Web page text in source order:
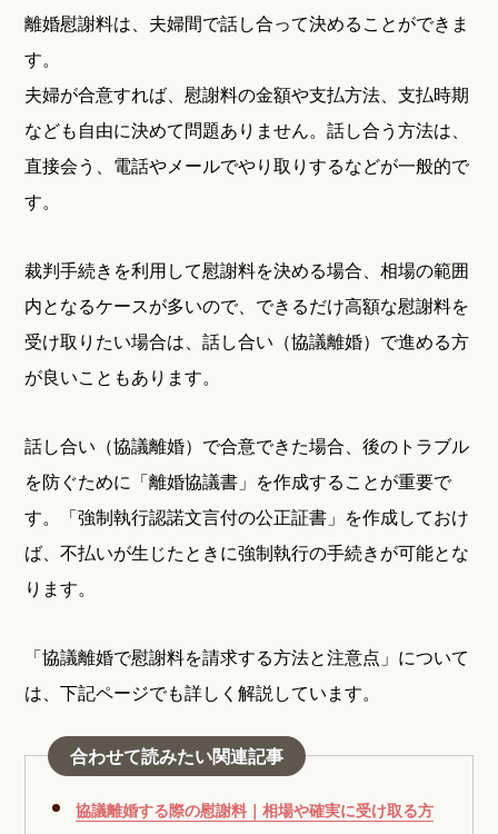
離婚慰謝料は、夫婦間で話し合って決めることができま
す。
夫婦が合意すれば、慰謝料の金額や支払方法、支払時期
なども自由に決めて問題ありません。話し合う方法は、
直接会う、電話やメールでやり取りするなどが一般的で
す。
裁判手続きを利用して慰謝料を決める場合、相場の範囲
内となるケースが多いので、できるだけ高額な慰謝料を
受け取りたい場合は、話し合い（協議離婚）で進める方
が良いこともあります。
話し合い（協議離婚）で合意できた場合、後のトラブル
を防ぐために「離婚協議書」を作成することが重要で
す。「強制執行認諾文言付の公正証書」を作成しておけ
ば、不払いが生じたときに強制執行の手続きが可能とな
ります。
「協議離婚で慰謝料を請求する方法と注意点」について
は、下記ページでも詳しく解説しています。
合わせて読みたい関連記事
協議離婚する際の慰謝料｜相場や確実に受け取る方